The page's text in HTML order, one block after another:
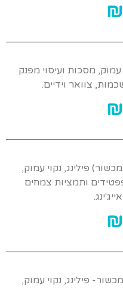
עמוק, מסכות ועיסוי מפנק
צוואר וידיים.
פילינג, נקוי עמוק,
ותמציות צמחים
פילינג, נקוי עמוק,